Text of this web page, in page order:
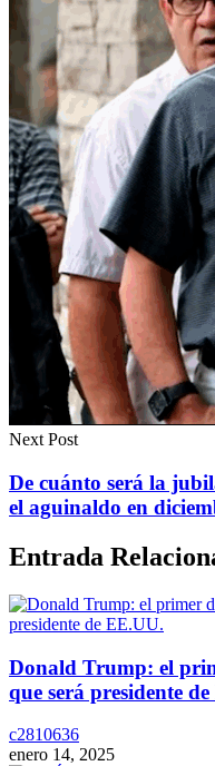
Next Post
De cuánto será la
el aguinaldo en
Entrada
Donald Trump: el
que será presidente
c2810636
enero 14, 2025